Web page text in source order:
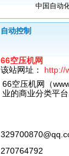
中国自动
自动控制
66空压机网
该站网址： http://
66空压机网（
业的商业分类平台
270764792